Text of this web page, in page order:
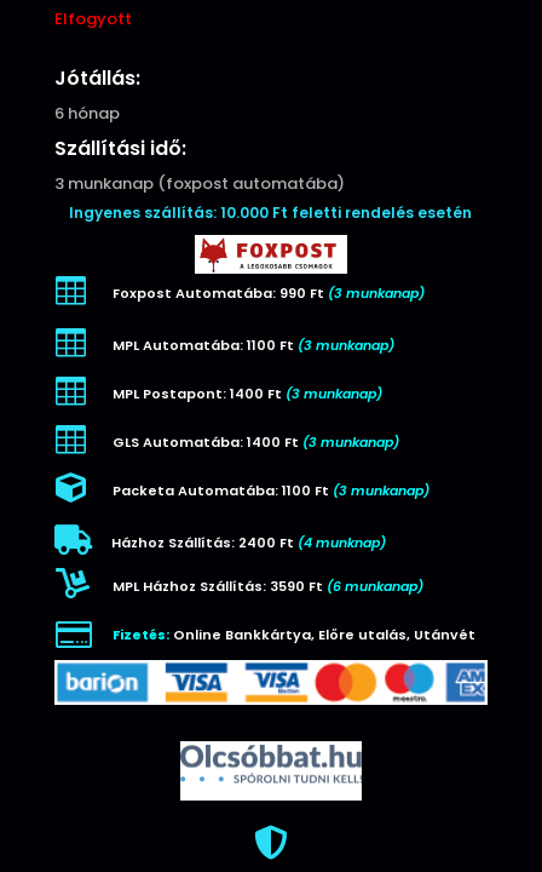
Elfogyott
Jótállás:
6 hónap
Szállítási idő:
3 munkanap (foxpost automatába)
Ingyenes szállítás: 10.000 Ft feletti rendelés esetén
 Foxpost Automatába: 990 Ft (3 munkanap)
 MPL Automatába: 1100 Ft (3 munkanap)
 MPL Postapont: 1400 Ft (3 munkanap)
 GLS Automatába: 1400 Ft (3 munkanap)
 Packeta Automatába: 1100 Ft (3 munkanap)
 Házhoz Szállítás: 2400 Ft (4 munknap)
 MPL Házhoz Szállítás: 3590 Ft (6 munkanap)
 Fizetés:Online Bankkártya, Előre utalás, Utánvét
